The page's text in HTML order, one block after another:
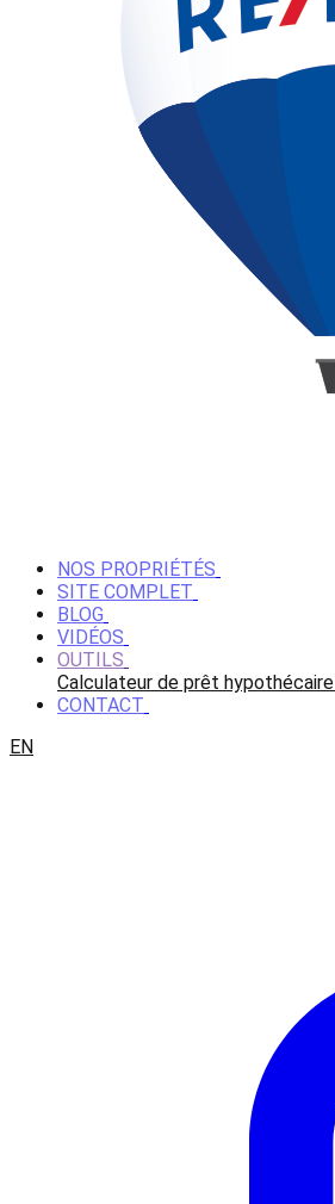
NOS PROPRIÉTÉS
SITE COMPLET
BLOG
VIDÉOS
OUTILS
Calculateur de prêt hypothécaire
CONTACT
EN